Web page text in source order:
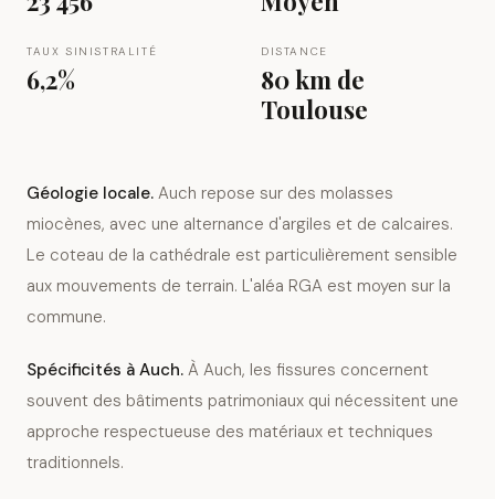
TAUX SINISTRALITÉ
6,2%
DISTANCE
80 km de
Toulouse
Géologie locale. Auch repose sur des molasses
miocènes, avec une alternance d'argiles et de calcaires.
Le coteau de la cathédrale est particulièrement sensible
aux mouvements de terrain. L'aléa RGA est moyen sur la
commune.
Spécificités à Auch. À Auch, les fissures concernent
souvent des bâtiments patrimoniaux qui nécessitent une
approche respectueuse des matériaux et techniques
traditionnels.